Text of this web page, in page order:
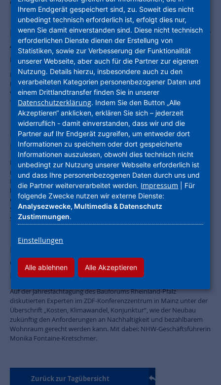
dert. Richtfest mit Bürgermeisterin Barbara Akdeniz.
NHW und EIB schließen Rahmenvertrag über
465 Millionen Euro für bezahlbaren und
nachhaltigen Wohnraum in Hessen
Partnerschaft ermöglicht Investitionen von rund 1 Milliarde Euro in
Neubau und energetische Modernisierung –
Vertragsunterzeichnung im Schönhof-Viertel Frankfurt durch Dr.
Thomas Hain (NHW) und Nicola Beer (EIB)
Richtfest für Frankfurter Neubauprojekt
Riedbogen
Die Unternehmensgruppe Nassauische Heimstätte | Wohnstadt
realisiert im neu entstehenden Riedbogen in Frankfurt Bergen-
Enkheim insgesamt 220 Wohneinheiten – bei den Mietwohnungen
liegt der geförderte Anteil bei 68 Prozent. Außerdem entstehen zwei
Gewerbeeinheiten sowie insgesamt sechs Tiefgaragen mit 177
Stellplätzen, sowie 7 oberirdische Stellplätze (drei davon als Car-
Sharingplätze) / Richtfest mit Staatsminister Kaweh Mansoori
Geschäftsführerin spricht bei Bauforum
Rheinland-Pfalz
Auf der Jahresfachtagung des Bauforums Rheinland-Pfalz
diskutierten Experten im ZDF-Konferenzzentrum in Mainz unter der
Überschrift „Kosten, Klimawandel, Konjunktur“, wie der Neubau
zukünftig den Anforderungen an Nachhaltigkeit und bezahlbarem
Wohnraum gerecht werden kann. Mit dabei: NHW-Geschäftsführerin
Monika Fontaine-Kretschmer.
Zurück zur Tagübersicht
Ihrem Endgerät gespeichert sind, zu. Soweit dies nicht
unbedingt technisch erforderlich ist, erfolgt dies nur,
wenn Sie damit einverstanden sind. Diese nicht technisch
erforderlichen Dienste dienen der Erstellung von
Statistiken, sowie zur Verbesserung der Funktionalität
unserer Webseite, aber auch für die Partner zur eigenen
Nutzung. Details hierzu, insbesondere auch zu den
verarbeiteten Kategorien personenbezogener Daten und
einem Drittlandtransfer finden Sie in unserer
Datenschutzerklärung. Indem Sie den Button „Alle
Akzeptieren“ anklicken, erklären Sie sich – jederzeit
widerruflich - damit einverstanden, dass wir und die
Partner auf Ihr Endgerät zugreifen, um entweder dort
Informationen zu speichern oder dort gespeicherte
Informationen auszulesen, obwohl dies technisch nicht
unbedingt zur Nutzung unserer Webseite erforderlich ist
und dass Ihre personenbezogenen Daten durch uns und
die Partner weiterverarbeitet werden. Impressum | Für
folgende Zwecke nutzen wir externe Dienste:
Analysezwecke, Multimedia & Datenschutz
Zustimmungen.
Einstellungen
Alle ablehnen Alle Akzeptieren